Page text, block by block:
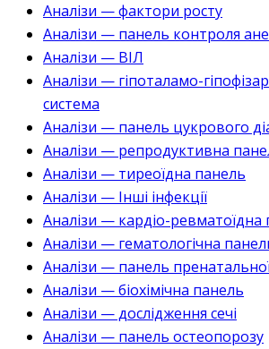
Аналізи — фактори росту
Аналізи — панель контроля
Аналізи — ВІЛ
Аналізи — гіпоталамо-
система
Аналізи — панель цукрового
Аналізи — репродуктивна
Аналізи — тиреоїдна панель
Аналізи — Інші інфекції
Аналізи — кардіо-ревматоїдна
Аналізи — гематологічна
Аналізи — панель
Аналізи — біохімічна панель
Аналізи — дослідження сечі
Аналізи — панель остеопорозу